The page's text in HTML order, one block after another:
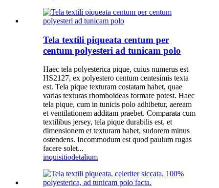
Tela textili piqueata centum per
centum polyesteri ad tunicam polo
Haec tela polyesterica pique, cuius numerus est
HS2127, ex polyestero centum centesimis texta
est. Tela pique texturam costatam habet, quae
varias texturas rhomboideas formare potest. Haec
tela pique, cum in tunicis polo adhibetur, aeream
et ventilationem additam praebet. Comparata cum
textilibus jersey, tela pique durabilis est, et
dimensionem et texturam habet, sudorem minus
ostendens. Incommodum est quod paulum rugas
facere solet...
inquisitiodetalium